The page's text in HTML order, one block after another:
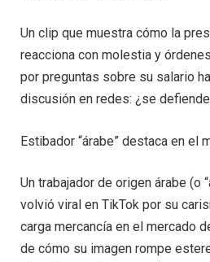
Un clip que muestra cómo la
reacciona con molestia y
por preguntas sobre su salario
discusión en redes: ¿se
Estibador “árabe” destaca en el
Un trabajador de origen árabe (o
volvió viral en TikTok por su
carga mercancía en el mercado
de cómo su imagen rompe